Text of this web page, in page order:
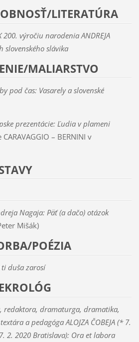
LITERATÚRA
200. výročiu narodenia ANDREJA
slovenského slávika
MALIARSTVO
pod čas: Vasarely a slovenské
prezentácie: Ľudia v plameni
– BERNINI v
Nagaja: Päť (a dačo) otázok
Mišák)
POÉZIA
ti duša zarosí
redaktora, dramaturga, dramatika,
a pedagóga ALOJZA ČOBEJA (* 7.
2. 2020 Bratislava): Ora et labora